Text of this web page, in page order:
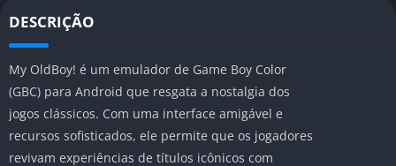
DESCRIÇÃO
My OldBoy! é um emulador de Game Boy Color
(GBC) para Android que resgata a nostalgia dos
jogos clássicos. Com uma interface amigável e
recursos sofisticados, ele permite que os jogadores
revivam experiências de títulos icônicos com